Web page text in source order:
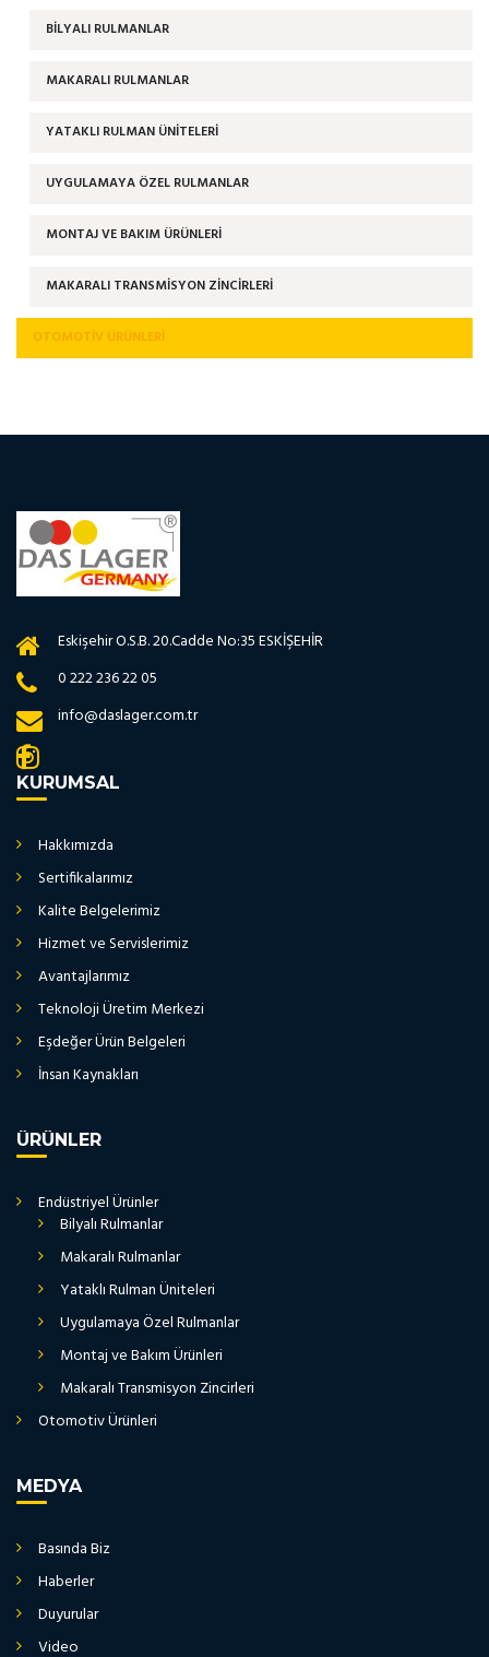
BİLYALI RULMANLAR
MAKARALI RULMANLAR
YATAKLI RULMAN ÜNİTELERİ
UYGULAMAYA ÖZEL RULMANLAR
MONTAJ VE BAKIM ÜRÜNLERİ
MAKARALI TRANSMİSYON ZİNCİRLERİ
OTOMOTIV ÜRÜNLERI
Eskişehir O.S.B. 20.Cadde No:35 ESKİŞEHİR
0 222 236 22 05
info@daslager.com.tr
KURUMSAL
Hakkımızda
Sertifikalarımız
Kalite Belgelerimiz
Hizmet ve Servislerimiz
Avantajlarımız
Teknoloji Üretim Merkezi
Eşdeğer Ürün Belgeleri
İnsan Kaynakları
ÜRÜNLER
Endüstriyel Ürünler
Bilyalı Rulmanlar
Makaralı Rulmanlar
Yataklı Rulman Üniteleri
Uygulamaya Özel Rulmanlar
Montaj ve Bakım Ürünleri
Makaralı Transmisyon Zincirleri
Otomotiv Ürünleri
MEDYA
Basında Biz
Haberler
Duyurular
Video